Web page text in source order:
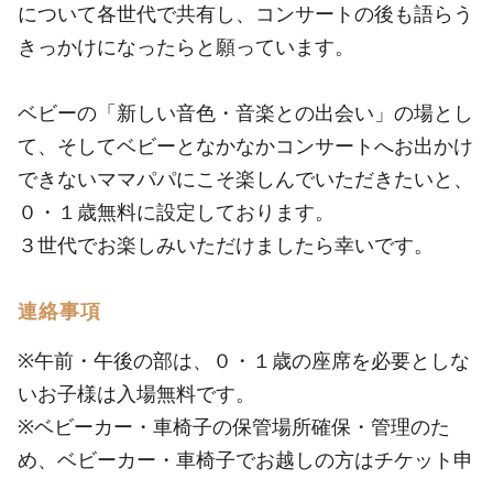
について各世代で共有し、コンサートの後も語らう
きっかけになったらと願っています。
ベビーの「新しい音色・音楽との出会い」の場とし
て、そしてベビーとなかなかコンサートへお出かけ
できないママパパにこそ楽しんでいただきたいと、
０・１歳無料に設定しております。
３世代でお楽しみいただけましたら幸いです。
連絡事項
※午前・午後の部は、０・１歳の座席を必要としな
いお子様は入場無料です。
※ベビーカー・車椅子の保管場所確保・管理のた
め、ベビーカー・車椅子でお越しの方はチケット申